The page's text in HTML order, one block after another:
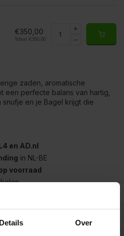
Details Over
€350,00
Totaal: €350,00
zaden, aromatische
een perfecte balans van hartig,
snufje en je Bagel krijgt die
en AD.nl
in NL-BE
voorraad